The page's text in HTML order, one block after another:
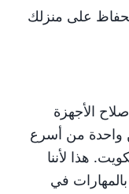
على منزلك
الأجهزة
واحدة من أسرع
هذا لأننا
في